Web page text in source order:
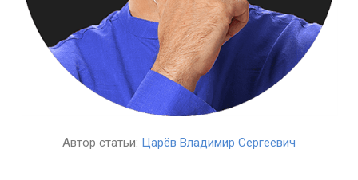
Автор статьи: Царёв Владимир Сергеевич